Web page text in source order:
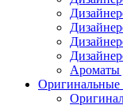
Ароматы
Оригинальные